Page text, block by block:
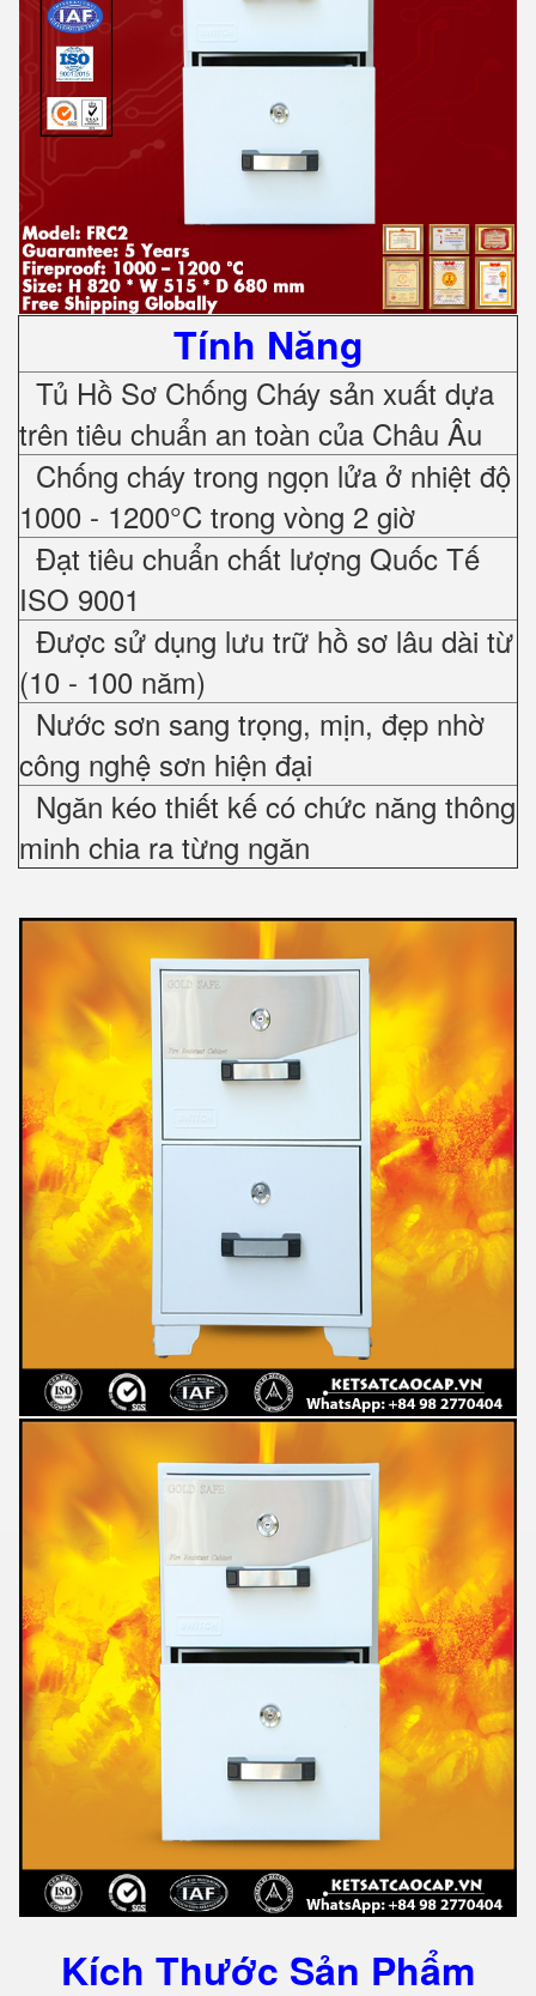
Tính Năng
Tủ Hồ Sơ Chống Cháy sản xuất dựa
trên tiêu chuẩn an toàn của Châu Âu
Chống cháy trong ngọn lửa ở nhiệt độ
1000 - 1200°C trong vòng 2 giờ
Đạt tiêu chuẩn chất lượng Quốc Tế
ISO 9001
Được sử dụng lưu trữ hồ sơ lâu dài từ
(10 - 100 năm)
Nước sơn sang trọng, mịn, đẹp nhờ
công nghệ sơn hiện đại
Ngăn kéo thiết kế có chức năng thông
minh chia ra từng ngăn
Kích Thước Sản Phẩm